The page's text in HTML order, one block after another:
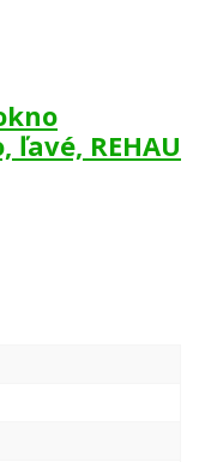
ľavé, REHAU